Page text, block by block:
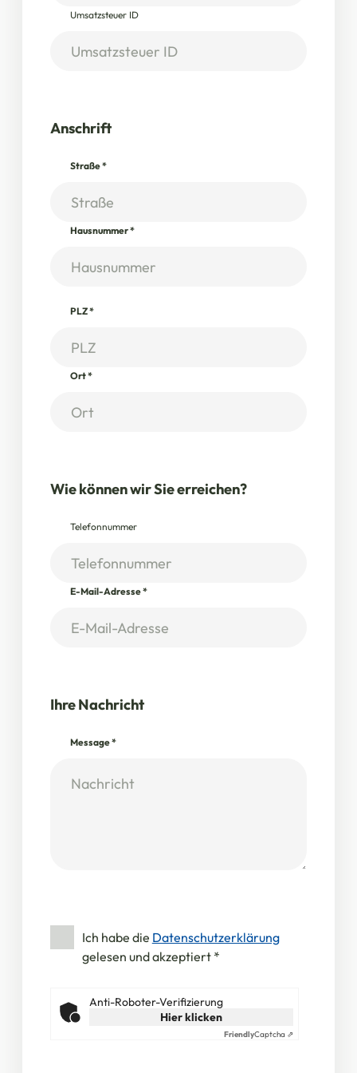
Umsatzsteuer ID
Anschrift
Straße*
Hausnummer*
PLZ*
Ort*
Wie können wir Sie erreichen?
Telefonnummer
E-Mail-Adresse*
Ihre Nachricht
Message*
Ich habe die Datenschutzerklärung
gelesen und akzeptiert *
Anti-Roboter-Verifizierung
Hier klicken
FriendlyCaptcha ⇗